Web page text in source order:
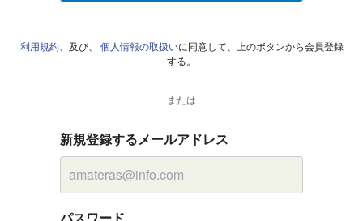
利用規約、及び、 個人情報の取扱いに同意して、上のボタンから会員登録
する。
または
新規登録するメールアドレス